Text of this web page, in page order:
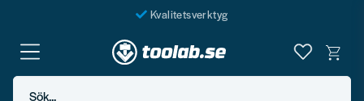
Kvalitetsverktyg
Fraktfritt över 999 SEK*
En järnhandel för alla
Sök...